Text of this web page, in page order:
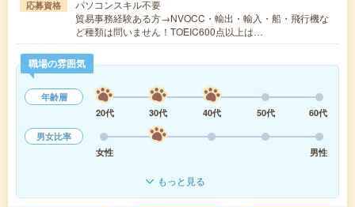
応募資格
パソコンスキル不要
貿易事務経験ある方→NVOCC・輸出・輸入・船・飛行機な
ど種類は問いません！TOEIC600点以上は…
職場の雰囲気
年齢層
20代
30代 40代 50代
60代
男女比率
女性
男性
もっと見る